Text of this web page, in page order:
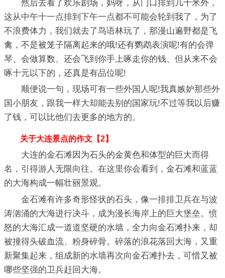
然后去看了欢乐剧场，妈呀，从门口排到几十米外，
这从中午十一点排到下午一点都不可能会轮到我了，为了
不浪费体力，我们就去了鸟语林玩了，那漫山遍野都是飞
禽，不是被笼子隔离起来的哦!还有鹦鹉表演呢!有的会弹
琴、会做算数、还会飞到你手上啄走你的钱、但从来不会
啄十元以下的，还真是有品位呢!
顺便说一句，现场可有一些外国人呢!我真嫉妒那些外
国小朋友，跟我一样大却能去别的国家玩!不过等我以后赚
了钱，可以比他们去更多的地方的。
关于大连景点的作文【2】
大连的金石滩因为石头的金黄色和体型的巨大而得
名，引得游人无限向往。在这里你会看到，金石滩和蓝蓝
的大海构成一幅壮丽景观。
金石滩有许多奇形怪状的石头，像一排排卫兵在与波
涛汹涌的大海进行决斗，成为漫长海岸上的巨大堡垒。愤
怒的大海汇成一道道坚硬的水墙，全力向金石滩扑来，却
被撞得头破血流、粉身碎骨。碎落的浪花落回大海，又重
新聚集起来，组成新的水墙再次向金石滩扑去，可惜又被
哪些坚强的卫兵赶回大海。